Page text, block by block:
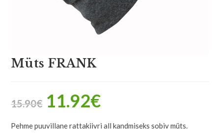
Müts FRANK
15.90€ 11.92€
Pehme puuvillane rattakiivri all kandmiseks sobiv müts.